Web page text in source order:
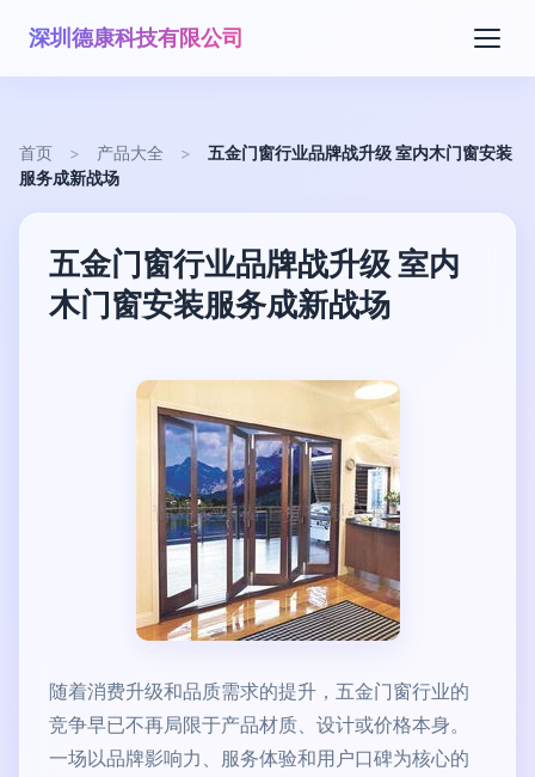
深圳德康科技有限公司
首页 > 产品大全 >
五金门窗行业品牌战升级 室内木门窗安装
服务成新战场
五金门窗行业品牌战升级 室内
木门窗安装服务成新战场
随着消费升级和品质需求的提升，五金门窗行业的
竞争早已不再局限于产品材质、设计或价格本身。
一场以品牌影响力、服务体验和用户口碑为核心的